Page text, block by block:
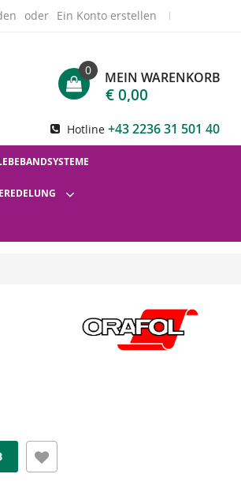
Ein Konto erstellen
MEIN WARENKORB
0
€ 0,00
Hotline +43 2236 31 501 40